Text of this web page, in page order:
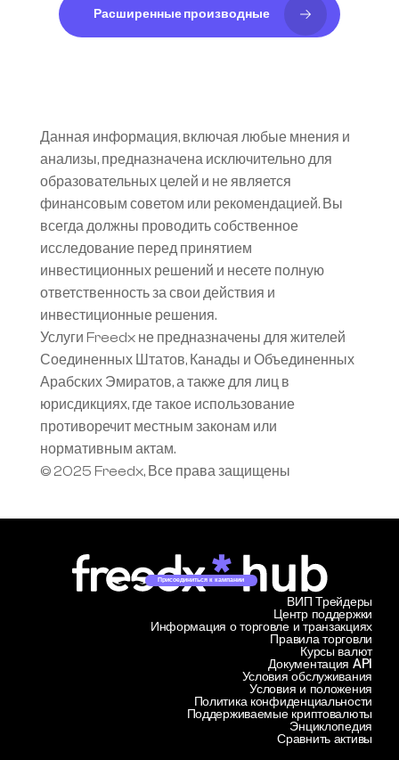
Расширенные производные
Данная информация, включая любые мнения и
анализы, предназначена исключительно для
образовательных целей и не является
финансовым советом или рекомендацией. Вы
всегда должны проводить собственное
исследование перед принятием
инвестиционных решений и несете полную
ответственность за свои действия и
инвестиционные решения.
Услуги Freedx не предназначены для жителей
Соединенных Штатов, Канады и Объединенных
Арабских Эмиратов, а также для лиц в
юрисдикциях, где такое использование
противоречит местным законам или
нормативным актам.
© 2025 Freedx, Все права защищены
Присоединиться к кампании
Центр поддержки
Информация о торговле и транзакциях
ВИП Трейдеры
Правила торговли
Курсы валют
Документация API
Условия обслуживания
Условия и положения
Политика конфиденциальности
Поддерживаемые криптовалюты
Энциклопедия
Сравнить активы